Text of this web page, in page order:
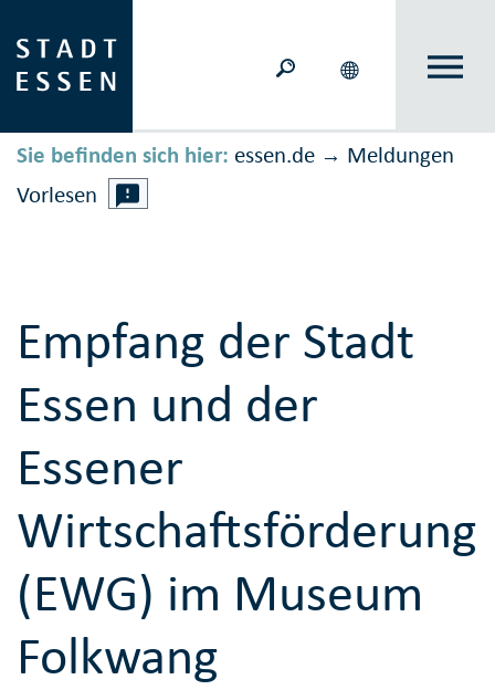
Sie befinden sich hier: essen.de → Meldungen
Vorlesen
Empfang der Stadt
Essen und der
Essener
(EWG) im Museum
Folkwang